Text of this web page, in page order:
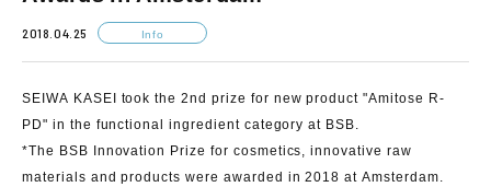
2018.04.25 Info
SEIWA KASEI took the2nd prize for new product "Amitose R-
PD" in the functional ingredient category at BSB.
*The BSB Innovation Prize for cosmetics, innovative raw
materials and products were awarded in 2018 at Amsterdam.